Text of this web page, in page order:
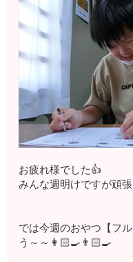
お疲れ様でした👍
みんな週明けですが頑
では今週のおやつ【フ
う～～👩🏻‍🍳👨🏻‍🍳